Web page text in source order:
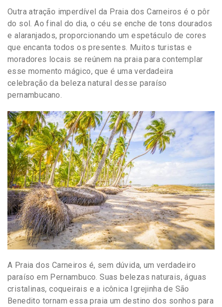
Outra atração imperdível da Praia dos Carneiros é o pôr
do sol. Ao final do dia, o céu se enche de tons dourados
e alaranjados, proporcionando um espetáculo de cores
que encanta todos os presentes. Muitos turistas e
moradores locais se reúnem na praia para contemplar
esse momento mágico, que é uma verdadeira
celebração da beleza natural desse paraíso
pernambucano.
A Praia dos Carneiros é, sem dúvida, um verdadeiro
paraíso em Pernambuco. Suas belezas naturais, águas
cristalinas, coqueirais e a icônica Igrejinha de São
Benedito tornam essa praia um destino dos sonhos para